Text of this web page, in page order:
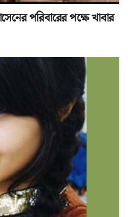
পরিবারের পক্ষে খাবার